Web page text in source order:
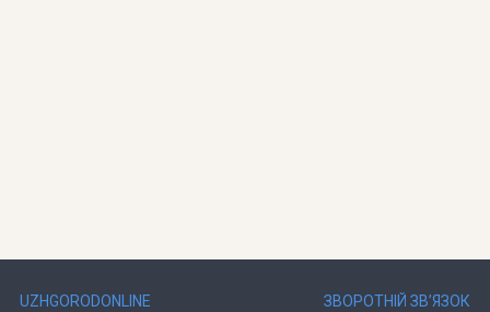
UZHGORODONLINE ЗВОРОТНІЙ ЗВ’ЯЗОК